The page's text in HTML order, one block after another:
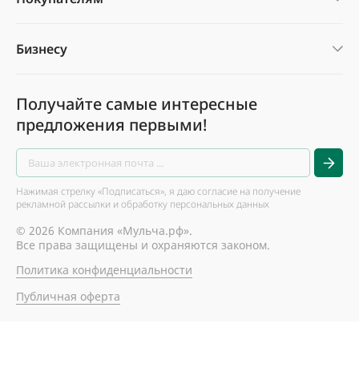
Бизнесу
Получайте самые интересные
предложения первыми!
Нажимая стрелку «Подписаться», я даю согласие на получение
рекламной рассылки и обработку персональных данных
© 2026 Компания «Мульча.рф».
Все права защищены и охраняются законом.
Политика конфиденциальности
Публичная оферта